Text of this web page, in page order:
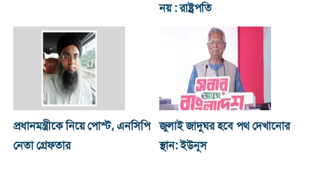
নয় : রাষ্ট্রপতি
প্রধানমন্ত্রীকে নিয়ে পোস্ট, এনসিপি
নেতা গ্রেফতার
জুলাই জাদুঘর হবে পথ দেখানোর
স্থান: ইউনূস